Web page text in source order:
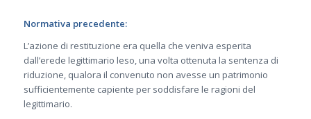
Normativa precedente:
L’azione di restituzione era quella che veniva esperita
dall’erede legittimario leso, una volta ottenuta la sentenza di
riduzione, qualora il convenuto non avesse un patrimonio
sufficientemente capiente per soddisfare le ragioni del
legittimario.